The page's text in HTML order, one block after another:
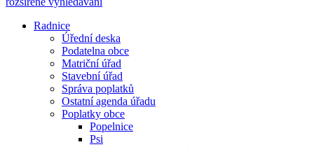
Radnice
Úřední deska
Podatelna obce
Matriční úřad
Stavební úřad
Správa poplatků
Ostatní agenda úřadu
Poplatky obce
Popelnice
Psi